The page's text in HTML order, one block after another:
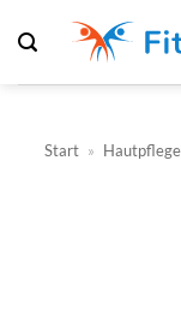
Inhalt
springen
Start »